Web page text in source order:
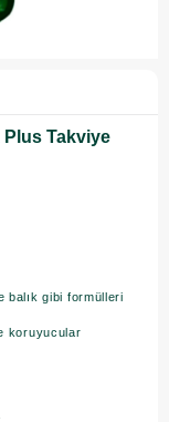
Takviye
balık gibi formülleri
koruyucular